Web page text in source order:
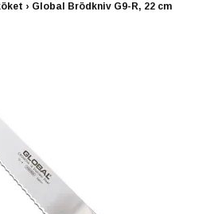
› Global Brödkniv G9-R, 22 cm